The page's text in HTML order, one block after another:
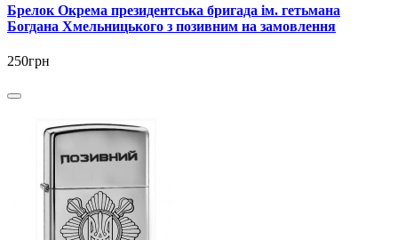
Брелок Окрема президентська бригада ім. гетьмана
Богдана Хмельницького з позивним на замовлення
250грн